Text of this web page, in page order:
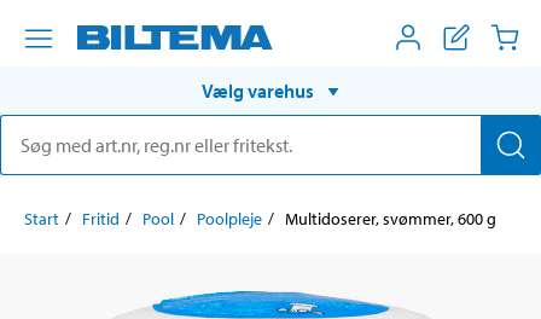
Vælg varehus
Start Fritid Pool Poolpleje Multidoserer, svømmer, 600 g